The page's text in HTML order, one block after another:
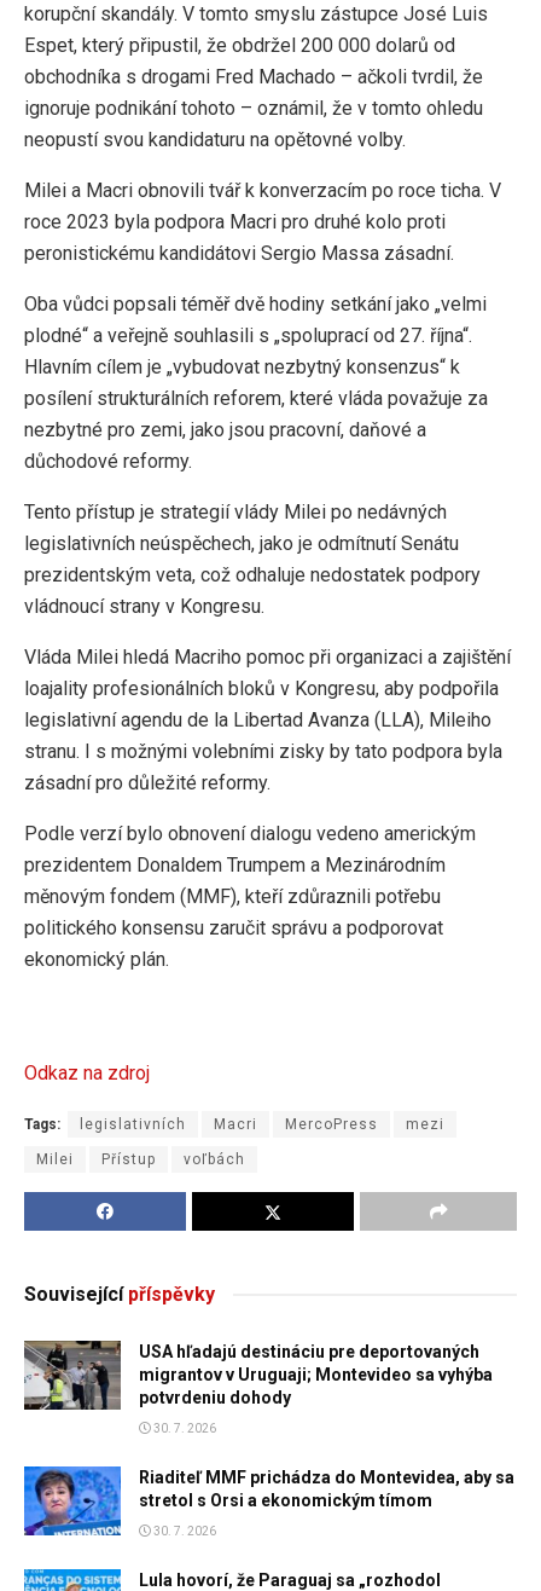
korupční skandály. V tomto smyslu zástupce José Luis
Espet, který připustil, že obdržel 200 000 dolarů od
obchodníka s drogami Fred Machado – ačkoli tvrdil, že
ignoruje podnikání tohoto – oznámil, že v tomto ohledu
neopustí svou kandidaturu na opětovné volby.
Milei a Macri obnovili tvář k konverzacím po roce ticha. V
roce 2023 byla podpora Macri pro druhé kolo proti
peronistickému kandidátovi Sergio Massa zásadní.
Oba vůdci popsali téměř dvě hodiny setkání jako „velmi
plodné“ a veřejně souhlasili s „spoluprací od 27. října“.
Hlavním cílem je „vybudovat nezbytný konsenzus“ k
posílení strukturálních reforem, které vláda považuje za
nezbytné pro zemi, jako jsou pracovní, daňové a
důchodové reformy.
Tento přístup je strategií vlády Milei po nedávných
legislativních neúspěchech, jako je odmítnutí Senátu
prezidentským veta, což odhaluje nedostatek podpory
vládnoucí strany v Kongresu.
Vláda Milei hledá Macriho pomoc při organizaci a zajištění
loajality profesionálních bloků v Kongresu, aby podpořila
legislativní agendu de la Libertad Avanza (LLA), Mileiho
stranu. I s možnými volebními zisky by tato podpora byla
zásadní pro důležité reformy.
Podle verzí bylo obnovení dialogu vedeno americkým
prezidentem Donaldem Trumpem a Mezinárodním
měnovým fondem (MMF), kteří zdůraznili potřebu
politického konsensu zaručit správu a podporovat
ekonomický plán.
Odkaz na zdroj
Tags: legislativních Macri MercoPress mezi
Milei Přístup voľbách
Souvisejícípříspěvky
USA hľadajú destináciu pre deportovaných
migrantov v Uruguaji; Montevideo sa vyhýba
potvrdeniu dohody
30. 7. 2026
Riaditeľ MMF prichádza do Montevidea, aby sa
stretol s Orsi a ekonomickým tímom
30. 7. 2026
Lula hovorí, že Paraguaj sa „rozhodol